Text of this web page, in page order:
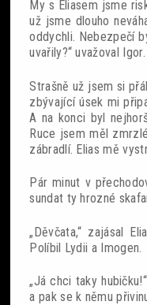
My s Eliasem jsme
už jsme dlouho
oddychli. Nebezpečí
uvařily?“ uvažoval Igor.
Strašně už jsem si
zbývající úsek mi
A na konci byl
Ruce jsem měl
zábradlí. Elias mě
Pár minut v
sundat ty hrozné
„Děvčata,“ zajásal
Políbil Lydii a Imogen.
„Já chci taky
a pak se k němu